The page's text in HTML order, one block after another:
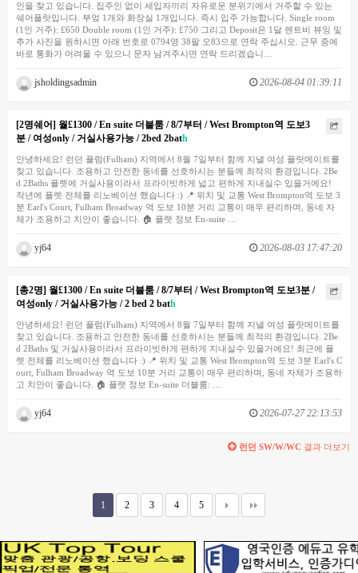
인을 찾고 있습니다. 집주인 없이 세입자끼리 자유로운 분위기에서 거주할 수 있는
쉐어플랏입니다. 부엌 1개와 화장실 1개입니다. 즉시 입주 가능합니다. Single room
(1인 거주): £650 Double room (1인 거주): £750 그리고 Deposit은 1달 렌트비 뷰잉 및
추가 사진을 원하시면 아래 번호로 0794영 38팔 오83으로 연락 주십시오. 근무 중에
바로 통화가 어려울 수 있으니 문자 남겨주시면 연락 드리겠습니…
jsholdingsadmin 2026-08-04 01:39:11
[2명쉐어] 월£1300 / En suite 더블룸 / 8/7부터 / West Brompton역 도보3
분 / 여성only / 거실사용가능 / 2bed 2bath
안녕하세요! 런던 풀럼(Fulham) 지역에서 8월 7일부터 함께 지낼 여성 플랏메이트를
찾고 있습니다. 조용하고 안전한 동네를 선호하시는 분들께 최적의 환경입니다. 2Be
d 2Baths 플렛에 거실사용이라서 프라이빗하게 넓고 편하게 지내실수 있을거에요!
작년에 플렛 전체를 리노베이션 했습니다 :) 📍 위치 및 교통 West Brompton역 도보 3
분 Earl's Court, Fulham Broadway 역 도보 10분 거리 교통이 매우 편리하며, 동네 자
체가 조용하고 치안이 좋습니다. 🏠 플랫 정보 En-suite …
yj64 2026-08-03 17:47:20
[총2명] 월£1300 / En suite 더블룸 / 8/7부터 / West Brompton역 도보3분 /
여성only / 거실사용가능 / 2 bed 2 bath
안녕하세요! 런던 풀럼(Fulham) 지역에서 8월 7일부터 함께 지낼 여성 플랏메이트를
찾고 있습니다. 조용하고 안전한 동네를 선호하시는 분들께 최적의 환경입니다. 2Be
d 2Baths 및 거실사용이라서 프라이빗하게 편하게 지내실수 있을거에요! 최근에 플
렛 전체를 리노베이션 했습니다 :) 📍 위치 및 교통 West Brompton역 도보 3분 Earl's C
ourt, Fulham Broadway 역 도보 10분 거리 교통이 매우 편리하며, 동네 자체가 조용하
고 치안이 좋습니다. 🏠 플랫 정보 En-suite 더블룸: …
yj64 2026-07-27 22:13:53
런던 SW/W/WC 결과 더보기
1 2 3 4 5